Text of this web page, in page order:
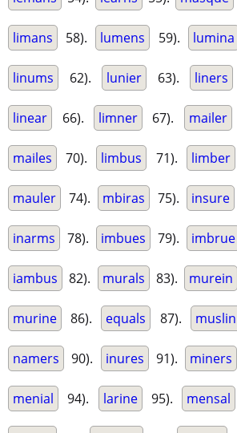
limans 58). lumens 59). lumina
linums 62). lunier 63). liners
linear 66). limner 67). mailer
mailes 70). limbus 71). limber
mauler 74). mbiras 75). insure
inarms 78). imbues 79). imbrue
iambus 82). murals 83). murein
murine 86). equals 87). muslin
namers 90). inures 91). miners
menial 94). larine 95). mensal